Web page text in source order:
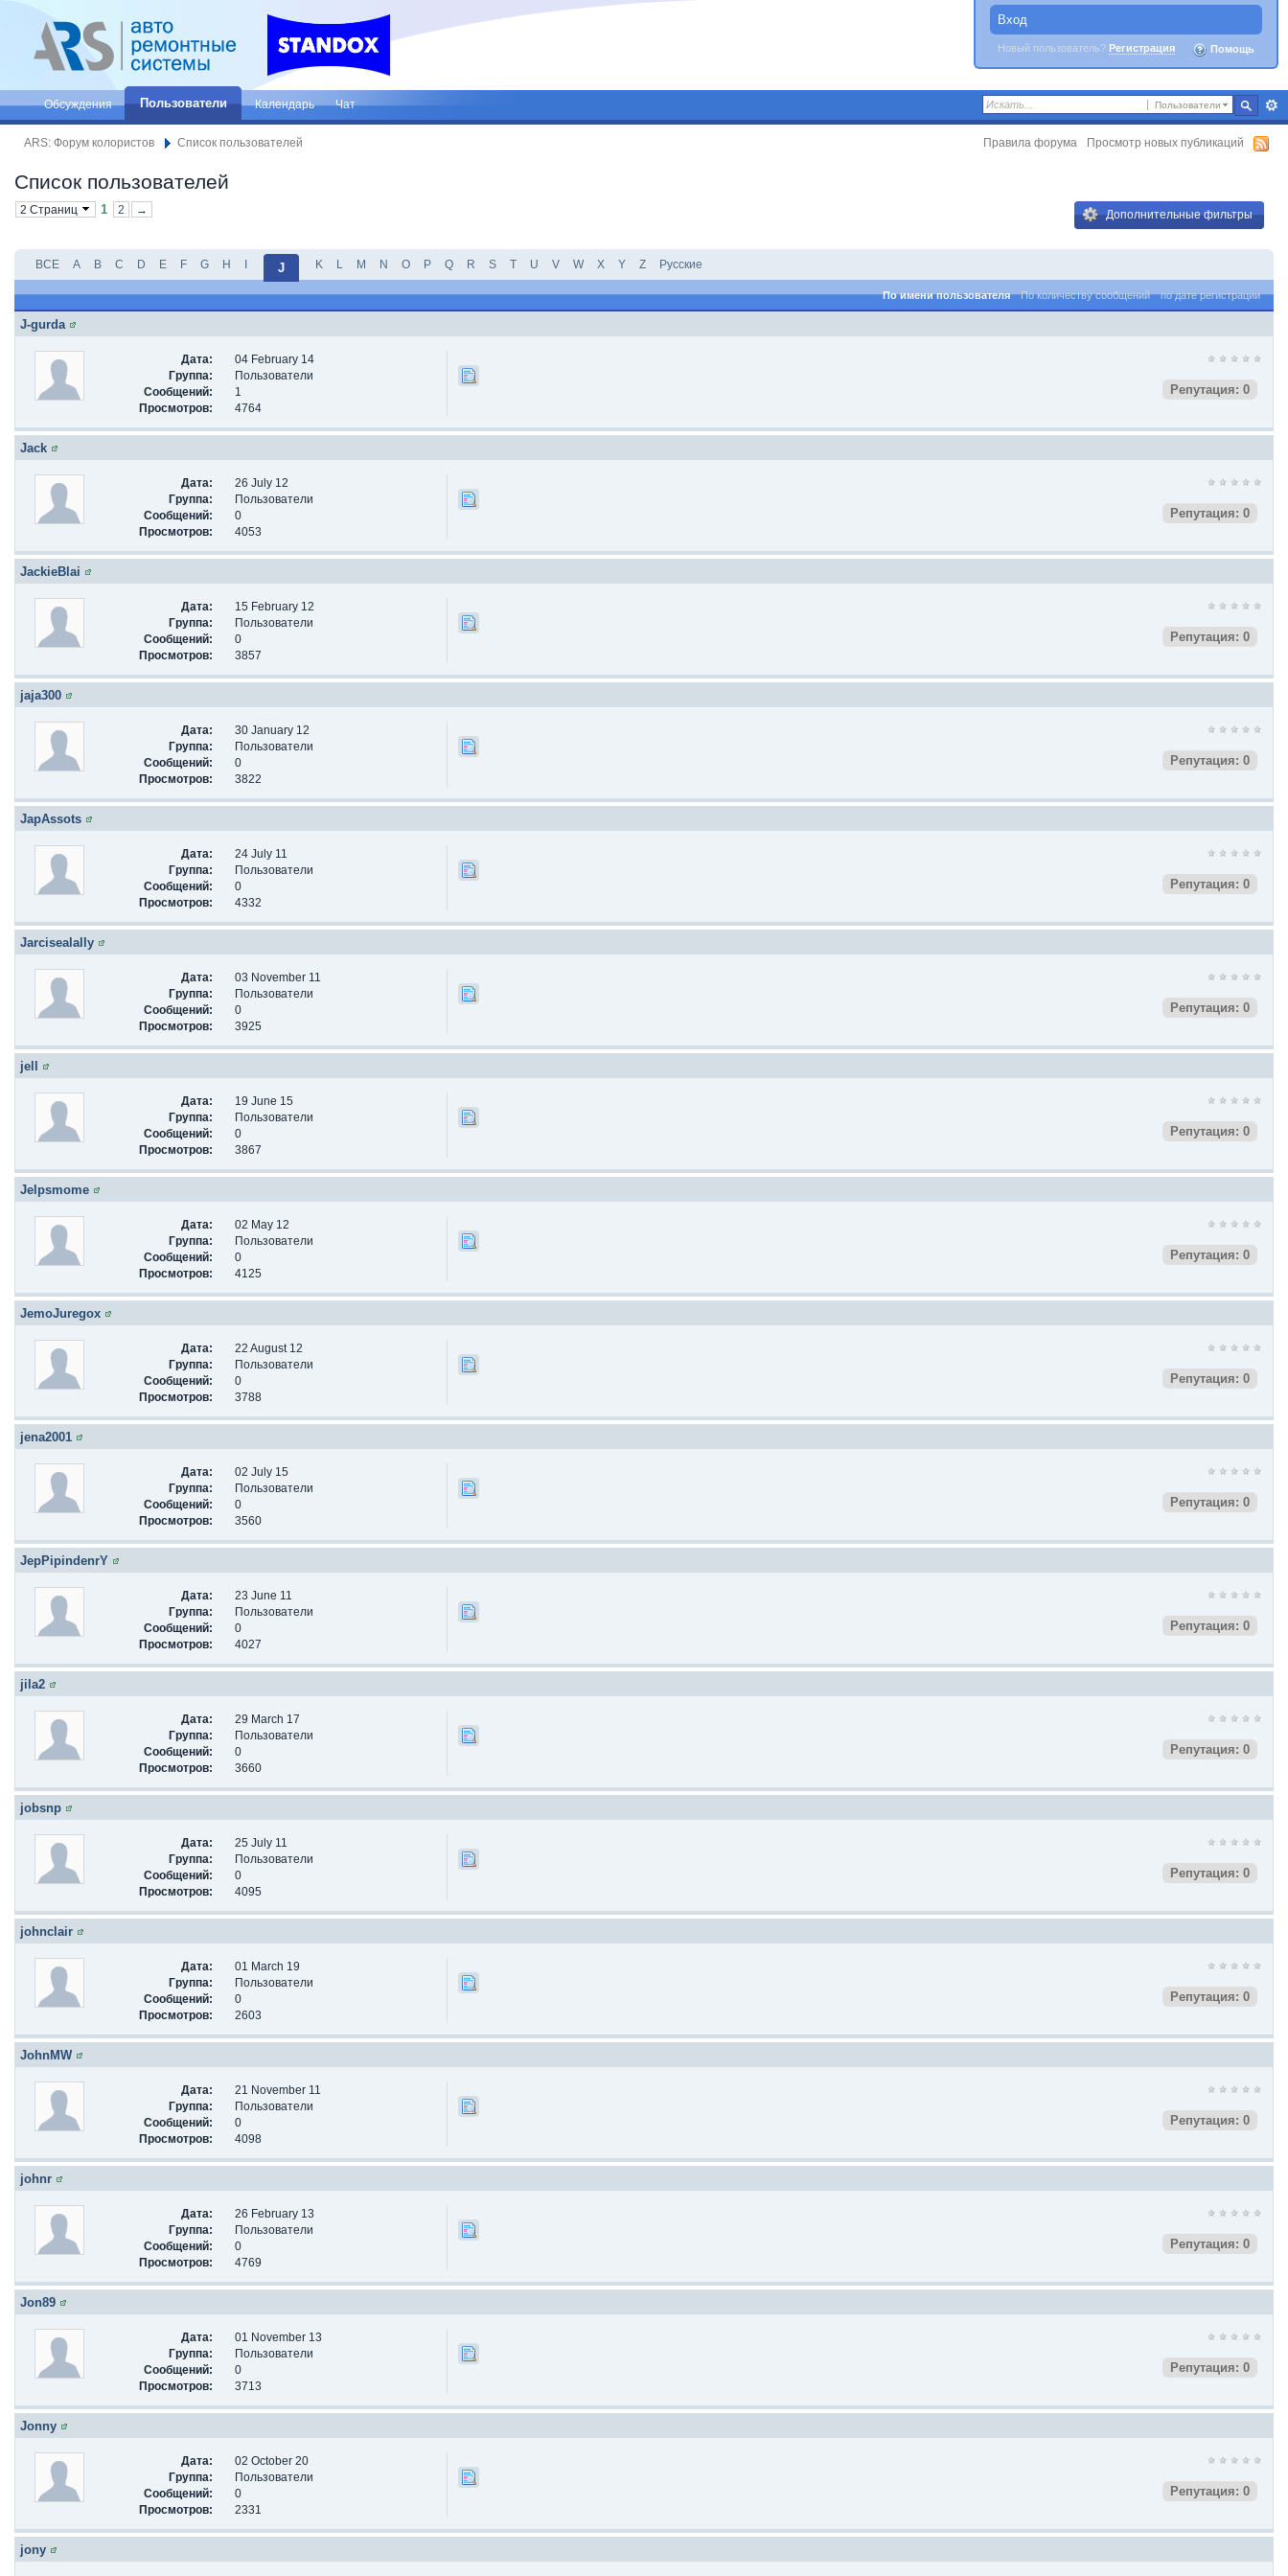
Вход
Новый пользователь? Регистрация Помощь
Пользователи
Обсуждения Пользователи Календарь Чат
ARS: Форум колористов Список пользователей Правила форума Просмотр новых публикаций
Список пользователей
2 Страниц 1 2 → Дополнительные фильтры
ВСЕ A B C D E F G H I J K L M N O P Q R S T U V W X Y Z Русские
По имени пользователя По количеству сообщений по дате регистрации
J-gurda
Дата:
04 February 14
Группа:
Пользователи
Сообщений:
1
Просмотров:
4764
Репутация: 0
Jack
Дата:
26 July 12
Группа:
Пользователи
Сообщений:
0
Просмотров:
4053
Репутация: 0
JackieBlai
Дата:
15 February 12
Группа:
Пользователи
Сообщений:
0
Просмотров:
3857
Репутация: 0
jaja300
Дата:
30 January 12
Группа:
Пользователи
Сообщений:
0
Просмотров:
3822
Репутация: 0
JapAssots
Дата:
24 July 11
Группа:
Пользователи
Сообщений:
0
Просмотров:
4332
Репутация: 0
Jarcisealally
Дата:
03 November 11
Группа:
Пользователи
Сообщений:
0
Просмотров:
3925
Репутация: 0
jell
Дата:
19 June 15
Группа:
Пользователи
Сообщений:
0
Просмотров:
3867
Репутация: 0
Jelpsmome
Дата:
02 May 12
Группа:
Пользователи
Сообщений:
0
Просмотров:
4125
Репутация: 0
JemoJuregox
Дата:
22 August 12
Группа:
Пользователи
Сообщений:
0
Просмотров:
3788
Репутация: 0
jena2001
Дата:
02 July 15
Группа:
Пользователи
Сообщений:
0
Просмотров:
3560
Репутация: 0
JepPipindenrY
Дата:
23 June 11
Группа:
Пользователи
Сообщений:
0
Просмотров:
4027
Репутация: 0
jila2
Дата:
29 March 17
Группа:
Пользователи
Сообщений:
0
Просмотров:
3660
Репутация: 0
jobsnp
Дата:
25 July 11
Группа:
Пользователи
Сообщений:
0
Просмотров:
4095
Репутация: 0
johnclair
Дата:
01 March 19
Группа:
Пользователи
Сообщений:
0
Просмотров:
2603
Репутация: 0
JohnMW
Дата:
21 November 11
Группа:
Пользователи
Сообщений:
0
Просмотров:
4098
Репутация: 0
johnr
Дата:
26 February 13
Группа:
Пользователи
Сообщений:
0
Просмотров:
4769
Репутация: 0
Jon89
Дата:
01 November 13
Группа:
Пользователи
Сообщений:
0
Просмотров:
3713
Репутация: 0
Jonny
Дата:
02 October 20
Группа:
Пользователи
Сообщений:
0
Просмотров:
2331
Репутация: 0
jony